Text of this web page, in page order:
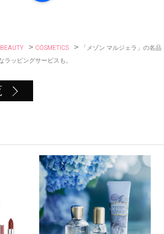
BEAUTY > COSMETICS >
「メゾン マルジェラ」の名品
ッピングサービスも。